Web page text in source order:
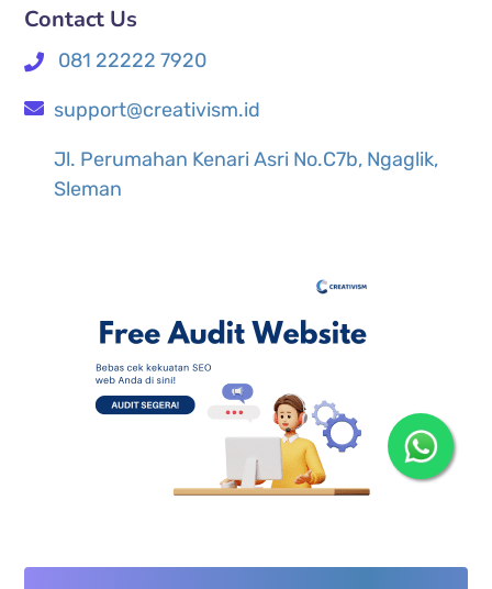
Contact Us
081 22222 7920
support@creativism.id
Jl. Perumahan Kenari Asri No.C7b, Ngaglik,
Sleman